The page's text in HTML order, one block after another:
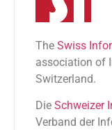
The Swiss
association of
Switzerland.
Die Schweizer
Verband der